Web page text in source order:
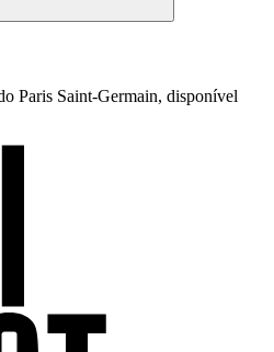
Paris Saint-Germain, disponível